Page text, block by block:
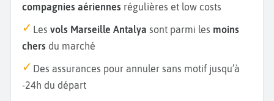
compagnies aériennes régulières et low costs
Les vols Marseille Antalya sont parmi les moins
chers du marché
Des assurances pour annuler sans motif jusqu’à
-24h du départ